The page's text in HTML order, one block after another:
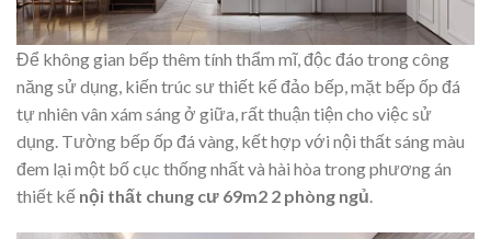
Để không gian bếp thêm tính thẩm mĩ, độc đáo trong công
năng sử dụng, kiến trúc sư thiết kế đảo bếp, mặt bếp ốp đá
tự nhiên vân xám sáng ở giữa, rất thuận tiện cho việc sử
dụng. Tường bếp ốp đá vàng, kết hợp với nội thất sáng màu
đem lại một bố cục thống nhất và hài hòa trong phương án
thiết kế nội thất chung cư 69m2 2 phòng ngủ.